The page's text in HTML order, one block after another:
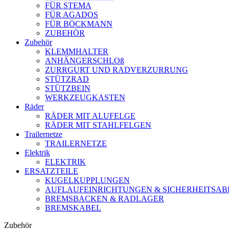
FÜR STEMA
FÜR AGADOS
FÜR BÖCKMANN
ZUBEHÖR
Zubehör
KLEMMHALTER
ANHÄNGERSCHLOß
ZURRGURT UND RADVERZURRUNG
STÜTZRAD
STÜTZBEIN
WERKZEUGKASTEN
Räder
RÄDER MIT ALUFELGE
RÄDER MIT STAHLFELGEN
Trailernetze
TRAILERNETZE
Elektrik
ELEKTRIK
ERSATZTEILE
KUGELKUPPLUNGEN
AUFLAUFEINRICHTUNGEN &
BREMSBACKEN & RADLAGER
BREMSKABEL
Zubehör